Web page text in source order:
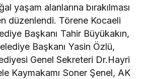
yaşam alanlarına bırakılması
düzenlendi. Törene Kocaeli
Başkanı Tahir Büyükakın,
Başkanı Yasin Özlü,
Genel Sekreteri Dr.Hayri
Kaymakamı Soner Şenel, AK